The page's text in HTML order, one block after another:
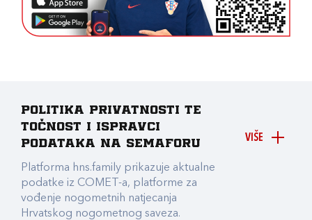
VIŠE
Politika privatnosti te
točnost i ispravci
podataka na Semaforu
Platforma hns.family prikazuje aktualne
podatke iz COMET-a, platforme za
vođenje nogometnih natjecanja
Hrvatskog nogometnog saveza.